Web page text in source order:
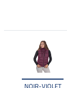
NOIR-VIOLET